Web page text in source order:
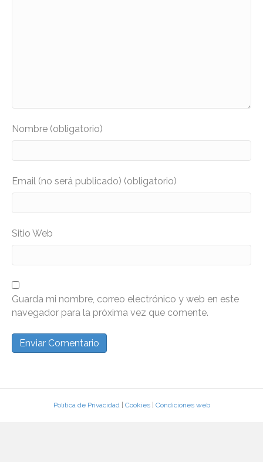
Nombre (obligatorio)
Email (no será publicado) (obligatorio)
Sitio Web
Guarda mi nombre, correo electrónico y web en este
navegador para la próxima vez que comente.
Política de Privacidad| Cookies| Condiciones web